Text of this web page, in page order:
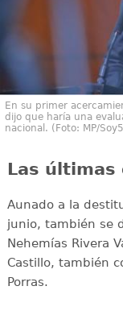
En su primer
dijo que haría una
nacional. (Foto: MP/
Las
Aunado a la
junio, también se
Nehemías Rivera
Castillo, también
Porras.